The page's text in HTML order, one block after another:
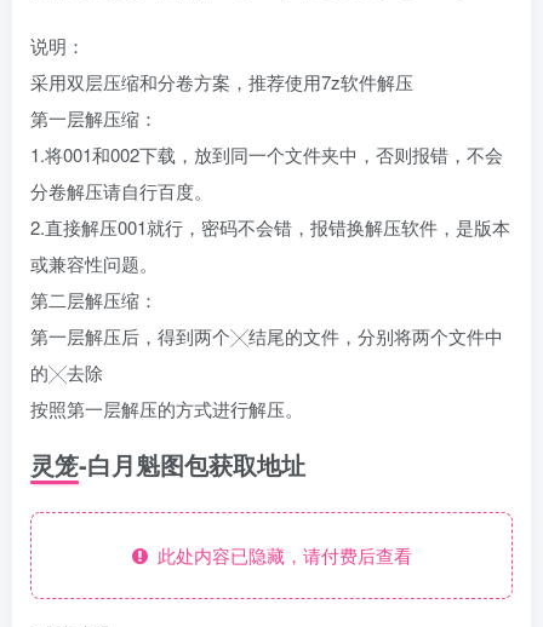
说明：
采用双层压缩和分卷方案，推荐使用7z软件解压
第一层解压缩：
1.将001和002下载，放到同一个文件夹中，否则报错，不会
分卷解压请自行百度。
2.直接解压001就行，密码不会错，报错换解压软件，是版本
或兼容性问题。
第二层解压缩：
第一层解压后，得到两个╳结尾的文件，分别将两个文件中
的╳去除
按照第一层解压的方式进行解压。
灵笼-白月魁图包获取地址
此处内容已隐藏，请付费后查看